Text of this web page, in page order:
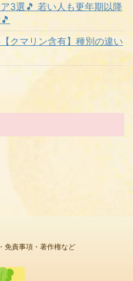
3選🎵 若い人も更年期以降
クマリン含有】種別の違い
免責事項・著作権など